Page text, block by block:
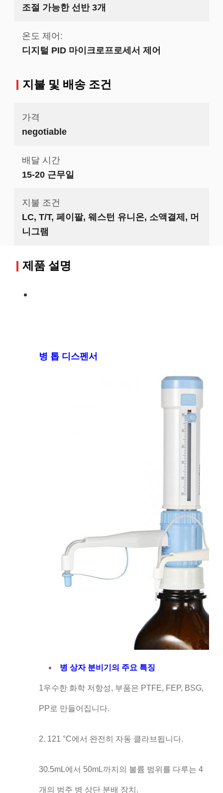
조절 가능한 선반 3개
온도 제어:
디지털 PID 마이크로프로세서 제어
지불 및 배송 조건
가격
negotiable
배달 시간
15-20 근무일
지불 조건
LC, T/T, 페이팔, 웨스턴 유니온, 소액결제, 머
니그램
제품 설명
병 톱 디스펜서
병 상자 분비기의 주요 특징
1우수한 화학 저항성, 부품은 PTFE, FEP, BSG,
PP로 만들어집니다.
2. 121 °C에서 완전히 자동 클라브됩니다.
30.5mL에서 50mL까지의 볼륨 범위를 다루는 4
개의 범주 병 상단 분배 장치.